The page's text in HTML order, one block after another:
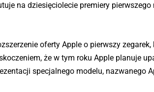
na dziesięciolecie premiery
oferty Apple o pierwszy zegarek,
że w tym roku Apple planuje
specjalnego modelu, nazwanego